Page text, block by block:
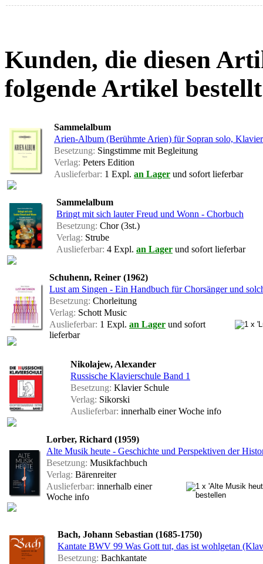
Kunden, die diesen
folgende Artikel
Sammelalbum
Arien-Album (Berühmte Arien) für Sopran solo, Klavier
Besetzung: Singstimme mit Begleitung
Verlag: Peters Edition
Auslieferbar: 1 Expl. an Lager und sofort lieferbar
Sammelalbum
Bringt mit sich lauter Freud und Wonn - Chorbuch
Besetzung: Chor (3st.)
Verlag: Strube
Auslieferbar: 4 Expl. an Lager und sofort lieferbar
Schuhenn, Reiner (1962)
Lust am Singen - Ein Handbuch für Chorsänger und
Besetzung: Chorleitung
Verlag: Schott Music
Auslieferbar: 1 Expl. an Lager und sofort
lieferbar
Nikolajew, Alexander
Russische Klavierschule Band 1
Besetzung: Klavier Schule
Verlag: Sikorski
Auslieferbar: innerhalb einer Woche info
Lorber, Richard (1959)
Alte Musik heute - Geschichte und Perspektiven der
Besetzung: Musikfachbuch
Verlag: Bärenreiter
Auslieferbar: innerhalb einer
Woche info
Bach, Johann Sebastian (1685-1750)
Kantate BWV 99 Was Gott tut, das ist wohlgetan
Besetzung: Bachkantate